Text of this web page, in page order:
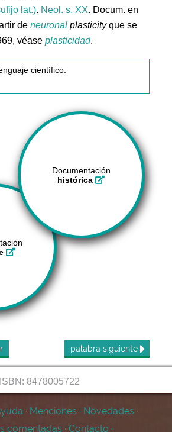
lat.). Neol. s. XX. Docum. en
deneuronal plasticityque se
véaseplasticidad.
científico:
Documentación
histórica
palabra siguiente
ISBN: 8478005722
· Menciones · Novedades ·
comentadas · Contacto ·